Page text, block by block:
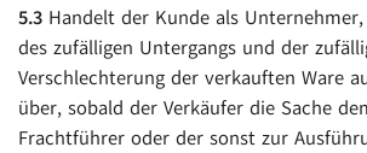
5.3 Handelt der Kunde als
des zufälligen Untergangs und der
Verschlechterung der verkauften Ware
über, sobald der Verkäufer die Sache
Frachtführer oder der sonst zur